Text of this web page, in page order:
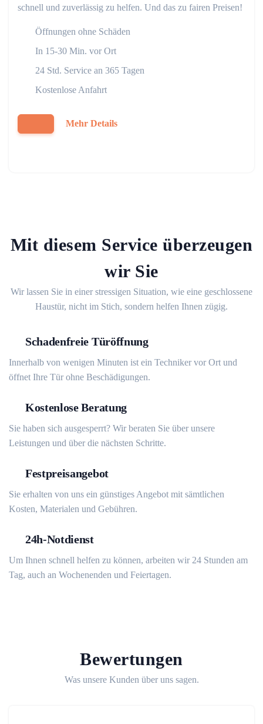
schnell und zuverlässig zu helfen. Und das zu fairen Preisen!
Öffnungen ohne Schäden
In 15-30 Min. vor Ort
24 Std. Service an 365 Tagen
Kostenlose Anfahrt
Mehr Details
Mit diesem Service überzeugen
wir Sie
Wir lassen Sie in einer stressigen Situation, wie eine geschlossene
Haustür, nicht im Stich, sondern helfen Ihnen zügig.
Schadenfreie Türöffnung
Innerhalb von wenigen Minuten ist ein Techniker vor Ort und
öffnet Ihre Tür ohne Beschädigungen.
Kostenlose Beratung
Sie haben sich ausgesperrt? Wir beraten Sie über unsere
Leistungen und über die nächsten Schritte.
Festpreisangebot
Sie erhalten von uns ein günstiges Angebot mit sämtlichen
Kosten, Materialen und Gebühren.
24h-Notdienst
Um Ihnen schnell helfen zu können, arbeiten wir 24 Stunden am
Tag, auch an Wochenenden und Feiertagen.
Bewertungen
Was unsere Kunden über uns sagen.